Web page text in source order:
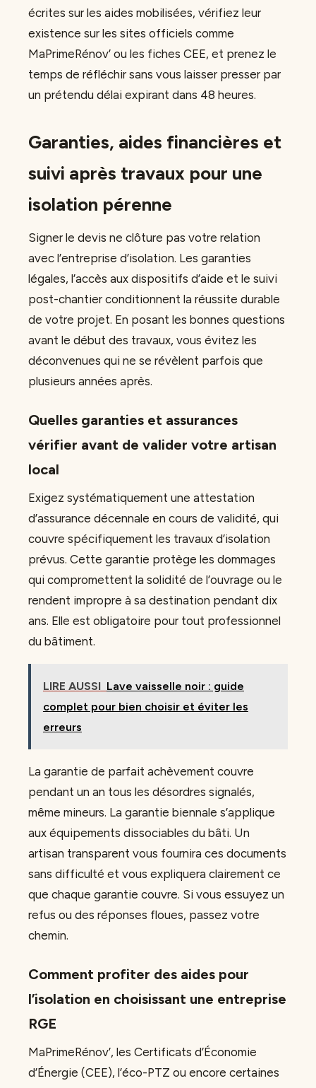
écrites sur les aides mobilisées, vérifiez leur
existence sur les sites officiels comme
MaPrimeRénov’ ou les fiches CEE, et prenez le
temps de réfléchir sans vous laisser presser par
un prétendu délai expirant dans 48 heures.
Garanties, aides financières et
suivi après travaux pour une
isolation pérenne
Signer le devis ne clôture pas votre relation
avec l’entreprise d’isolation. Les garanties
légales, l’accès aux dispositifs d’aide et le suivi
post-chantier conditionnent la réussite durable
de votre projet. En posant les bonnes questions
avant le début des travaux, vous évitez les
déconvenues qui ne se révèlent parfois que
plusieurs années après.
Quelles garanties et assurances
vérifier avant de valider votre artisan
local
Exigez systématiquement une attestation
d’assurance décennale en cours de validité, qui
couvre spécifiquement les travaux d’isolation
prévus. Cette garantie protège les dommages
qui compromettent la solidité de l’ouvrage ou le
rendent impropre à sa destination pendant dix
ans. Elle est obligatoire pour tout professionnel
du bâtiment.
LIRE AUSSI Lave vaisselle noir : guide
complet pour bien choisir et éviter les
erreurs
La garantie de parfait achèvement couvre
pendant un an tous les désordres signalés,
même mineurs. La garantie biennale s’applique
aux équipements dissociables du bâti. Un
artisan transparent vous fournira ces documents
sans difficulté et vous expliquera clairement ce
que chaque garantie couvre. Si vous essuyez un
refus ou des réponses floues, passez votre
chemin.
Comment profiter des aides pour
l’isolation en choisissant une entreprise
RGE
MaPrimeRénov’, les Certificats d’Économie
d’Énergie (CEE), l’éco-PTZ ou encore certaines